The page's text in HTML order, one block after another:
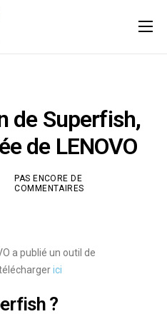
de Superfish,
de LENOVO
PAS ENCORE DE
COMMENTAIRES
a publié un outil de
ici
?